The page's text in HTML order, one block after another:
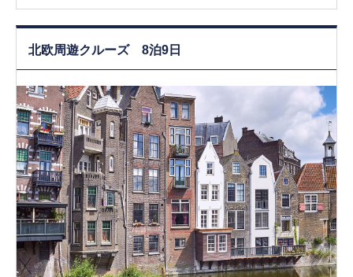
北欧周遊クルーズ 8泊9日